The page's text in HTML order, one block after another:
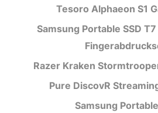
Tesoro Alphaeon S1
Samsung Portable SSD
Razer Kraken
Pure DiscovR
Samsung